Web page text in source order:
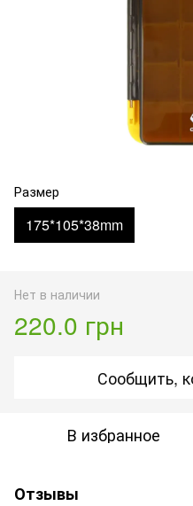
Размер
175*105*38mm
Нет в наличии
220.0 грн
Сообщить,
В избранное
Отзывы